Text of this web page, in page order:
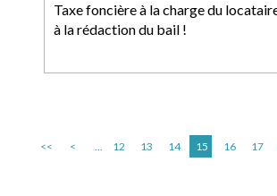
Taxe foncière à la charge du
à la rédaction du bail !
<< < ... 12 13 14 15 16 17